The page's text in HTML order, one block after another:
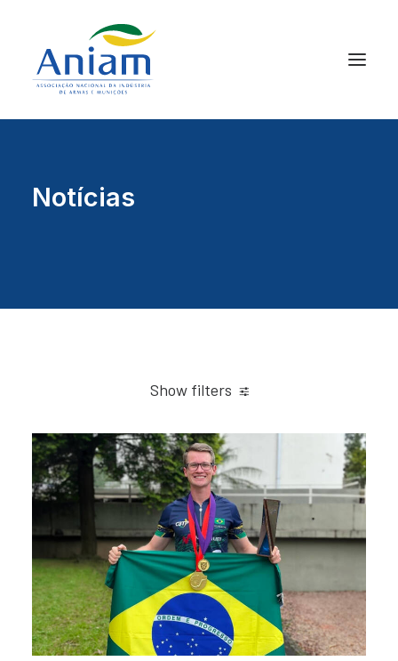
Notícias
Show filters